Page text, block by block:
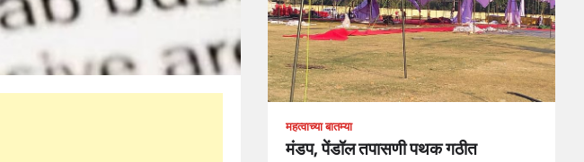
महत्वाच्या बातम्या
मंडप, पेंडॉल तपासणी पथक गठीत